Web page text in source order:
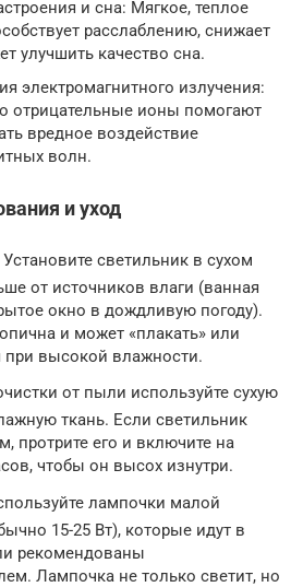
и сна: Мягкое, теплое
расслаблению, снижает
улучшить качество сна.
электромагнитного излучения:
отрицательные ионы помогают
вредное воздействие
волн.
и уход
светильник в сухом
от источников влаги (ванная
окно в дождливую погоду).
и может «плакать» или
при высокой влажности.
от пыли используйте сухую
ткань. Если светильник
протрите его и включите на
чтобы он высох изнутри.
лампочки малой
15-25 Вт), которые идут в
рекомендованы
Лампочка не только светит, но